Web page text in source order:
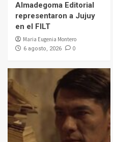
Almadegoma Editorial
representaron a Jujuy
en el FILT
Maria Eugenia Montero
6 agosto, 2026 0